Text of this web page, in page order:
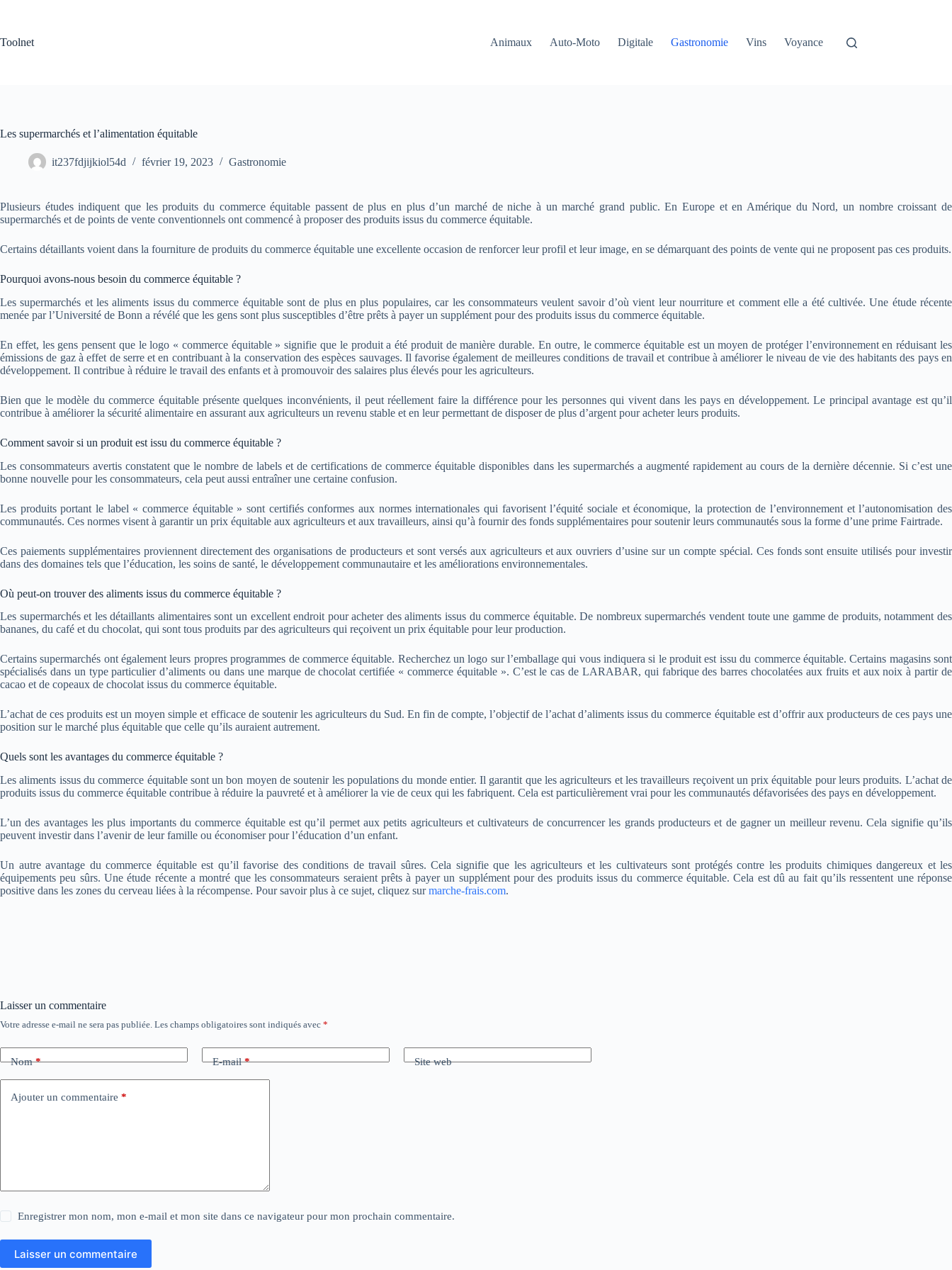
Toolnet
Animaux Auto-Moto Digitale Gastronomie Vins Voyance
Les supermarchés et l’alimentation équitable
it237fdjijkiol54d février 19, 2023 Gastronomie
Plusieurs études indiquent que les produits du commerce équitable passent de plus en plus d’un marché de niche à un marché grand public. En Europe et en Amérique du Nord, un nombre croissant de
supermarchés et de points de vente conventionnels ont commencé à proposer des produits issus du commerce équitable.
Certains détaillants voient dans la fourniture de produits du commerce équitable une excellente occasion de renforcer leur profil et leur image, en se démarquant des points de vente qui ne proposent pas ces produits.
Pourquoi avons-nous besoin du commerce équitable ?
Les supermarchés et les aliments issus du commerce équitable sont de plus en plus populaires, car les consommateurs veulent savoir d’où vient leur nourriture et comment elle a été cultivée. Une étude récente
menée par l’Université de Bonn a révélé que les gens sont plus susceptibles d’être prêts à payer un supplément pour des produits issus du commerce équitable.
En effet, les gens pensent que le logo « commerce équitable » signifie que le produit a été produit de manière durable. En outre, le commerce équitable est un moyen de protéger l’environnement en réduisant les
émissions de gaz à effet de serre et en contribuant à la conservation des espèces sauvages. Il favorise également de meilleures conditions de travail et contribue à améliorer le niveau de vie des habitants des pays en
développement. Il contribue à réduire le travail des enfants et à promouvoir des salaires plus élevés pour les agriculteurs.
Bien que le modèle du commerce équitable présente quelques inconvénients, il peut réellement faire la différence pour les personnes qui vivent dans les pays en développement. Le principal avantage est qu’il
contribue à améliorer la sécurité alimentaire en assurant aux agriculteurs un revenu stable et en leur permettant de disposer de plus d’argent pour acheter leurs produits.
Comment savoir si un produit est issu du commerce équitable ?
Les consommateurs avertis constatent que le nombre de labels et de certifications de commerce équitable disponibles dans les supermarchés a augmenté rapidement au cours de la dernière décennie. Si c’est une
bonne nouvelle pour les consommateurs, cela peut aussi entraîner une certaine confusion.
Les produits portant le label « commerce équitable » sont certifiés conformes aux normes internationales qui favorisent l’équité sociale et économique, la protection de l’environnement et l’autonomisation des
communautés. Ces normes visent à garantir un prix équitable aux agriculteurs et aux travailleurs, ainsi qu’à fournir des fonds supplémentaires pour soutenir leurs communautés sous la forme d’une prime Fairtrade.
Ces paiements supplémentaires proviennent directement des organisations de producteurs et sont versés aux agriculteurs et aux ouvriers d’usine sur un compte spécial. Ces fonds sont ensuite utilisés pour investir
dans des domaines tels que l’éducation, les soins de santé, le développement communautaire et les améliorations environnementales.
Où peut-on trouver des aliments issus du commerce équitable ?
Les supermarchés et les détaillants alimentaires sont un excellent endroit pour acheter des aliments issus du commerce équitable. De nombreux supermarchés vendent toute une gamme de produits, notamment des
bananes, du café et du chocolat, qui sont tous produits par des agriculteurs qui reçoivent un prix équitable pour leur production.
Certains supermarchés ont également leurs propres programmes de commerce équitable. Recherchez un logo sur l’emballage qui vous indiquera si le produit est issu du commerce équitable. Certains magasins sont
spécialisés dans un type particulier d’aliments ou dans une marque de chocolat certifiée « commerce équitable ». C’est le cas de LARABAR, qui fabrique des barres chocolatées aux fruits et aux noix à partir de
cacao et de copeaux de chocolat issus du commerce équitable.
L’achat de ces produits est un moyen simple et efficace de soutenir les agriculteurs du Sud. En fin de compte, l’objectif de l’achat d’aliments issus du commerce équitable est d’offrir aux producteurs de ces pays une
position sur le marché plus équitable que celle qu’ils auraient autrement.
Quels sont les avantages du commerce équitable ?
Les aliments issus du commerce équitable sont un bon moyen de soutenir les populations du monde entier. Il garantit que les agriculteurs et les travailleurs reçoivent un prix équitable pour leurs produits. L’achat de
produits issus du commerce équitable contribue à réduire la pauvreté et à améliorer la vie de ceux qui les fabriquent. Cela est particulièrement vrai pour les communautés défavorisées des pays en développement.
L’un des avantages les plus importants du commerce équitable est qu’il permet aux petits agriculteurs et cultivateurs de concurrencer les grands producteurs et de gagner un meilleur revenu. Cela signifie qu’ils
peuvent investir dans l’avenir de leur famille ou économiser pour l’éducation d’un enfant.
Un autre avantage du commerce équitable est qu’il favorise des conditions de travail sûres. Cela signifie que les agriculteurs et les cultivateurs sont protégés contre les produits chimiques dangereux et les
équipements peu sûrs. Une étude récente a montré que les consommateurs seraient prêts à payer un supplément pour des produits issus du commerce équitable. Cela est dû au fait qu’ils ressentent une réponse
positive dans les zones du cerveau liées à la récompense. Pour savoir plus à ce sujet, cliquez surmarche-frais.com.
Laisser un commentaire
Votre adresse e-mail ne sera pas publiée. Les champs obligatoires sont indiqués avec *
Nom* E-mail* Site web
Ajouter un commentaire *
Enregistrer mon nom, mon e-mail et mon site dans ce navigateur pour mon prochain commentaire.
Laisser un commentaire